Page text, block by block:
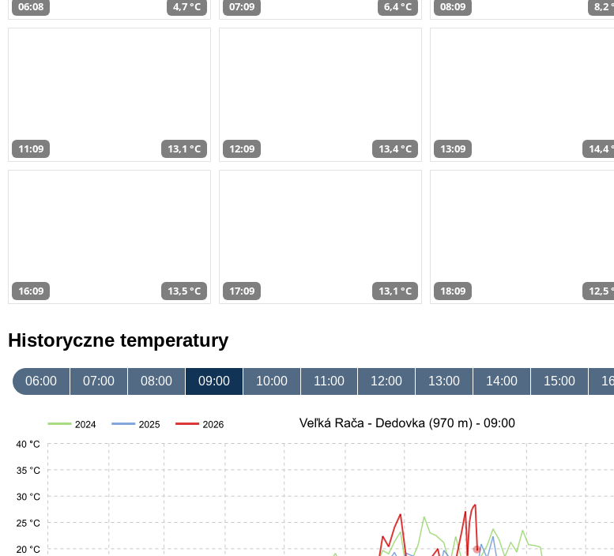
06:08 4,7 °C 07:09 6,4 °C 08:09 8,2
11:09 13,1 °C 12:09 13,4 °C 13:09 14,4
16:09 13,5 °C 17:09 13,1 °C 18:09 12,5
Historyczne temperatury
06:00 07:00 08:00 09:00 10:00 11:00 12:00 13:00 14:00 15:00